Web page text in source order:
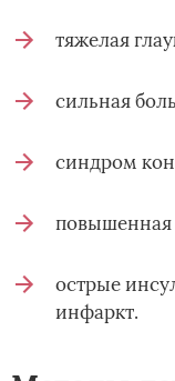
тяжелая
сильная
синдром
повышенная
острые
инфаркт.